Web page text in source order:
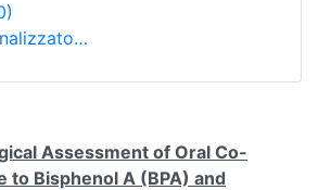
Assessment of Oral Co-
to Bisphenol A (BPA) and